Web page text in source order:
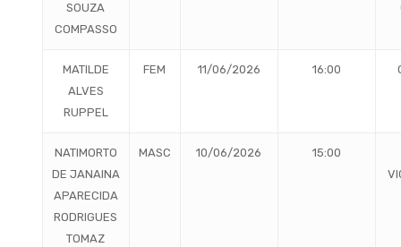
SOUZA
COMPASSO
MATILDE
ALVES
RUPPEL
FEM 11/06/2026 16:00
NATIMORTO
DE JANAINA
APARECIDA
RODRIGUES
TOMAZ
MASC 10/06/2026
15:00